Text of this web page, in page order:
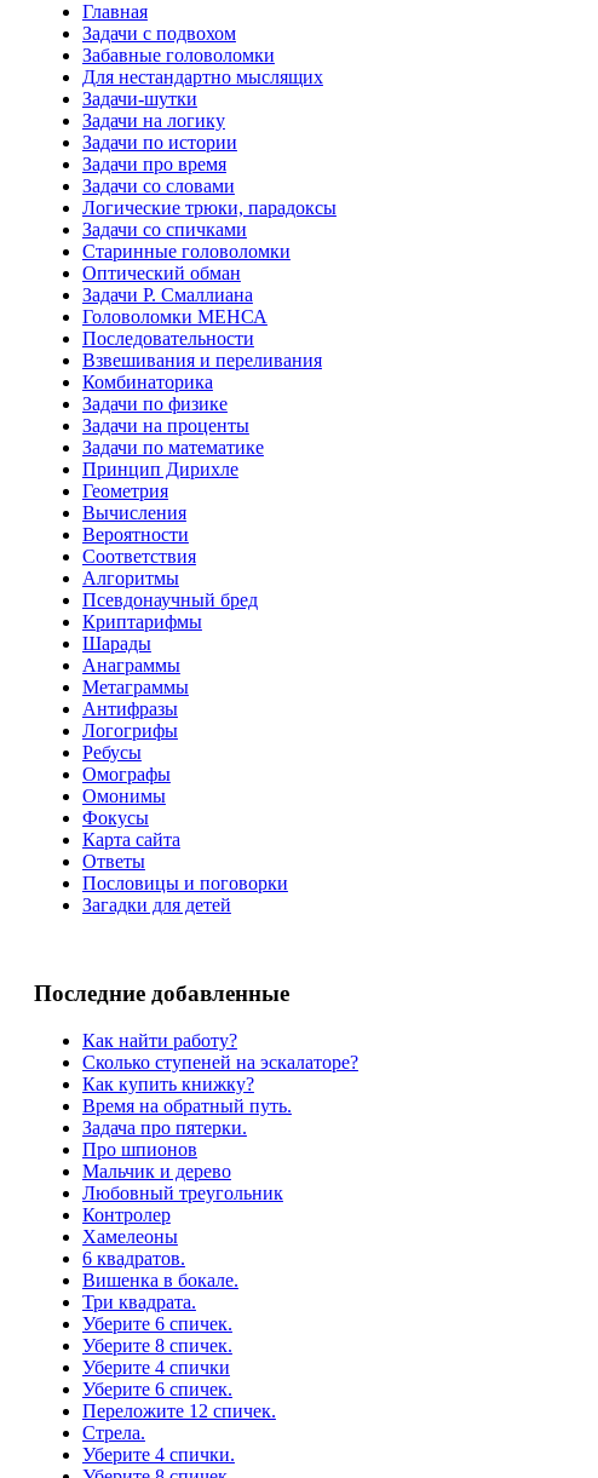
Главная
Задачи с подвохом
Забавные головоломки
Для нестандартно мыслящих
Задачи-шутки
Задачи на логику
Задачи по истории
Задачи про время
Задачи со словами
Логические трюки, парадоксы
Задачи со спичками
Старинные головоломки
Оптический обман
Задачи Р. Смаллиана
Головоломки МЕНСА
Последовательности
Взвешивания и переливания
Комбинаторика
Задачи по физике
Задачи на проценты
Задачи по математике
Принцип Дирихле
Геометрия
Вычисления
Вероятности
Соответствия
Алгоритмы
Псевдонаучный бред
Криптарифмы
Шарады
Анаграммы
Метаграммы
Антифразы
Логогрифы
Ребусы
Омографы
Омонимы
Фокусы
Карта сайта
Ответы
Пословицы и поговорки
Загадки для детей
Последние добавленные
Как найти работу?
Сколько ступеней на эскалаторе?
Как купить книжку?
Время на обратный путь.
Задача про пятерки.
Про шпионов
Мальчик и дерево
Любовный треугольник
Контролер
Хамелеоны
6 квадратов.
Вишенка в бокале.
Три квадрата.
Уберите 6 спичек.
Уберите 8 спичек.
Уберите 4 спички
Уберите 6 спичек.
Переложите 12 спичек.
Стрела.
Уберите 4 спички.